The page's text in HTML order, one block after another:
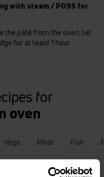
with steam / P09S for
the pâté from the oven, let
for at least 1 hour
for
oven
Vege Meat Fish